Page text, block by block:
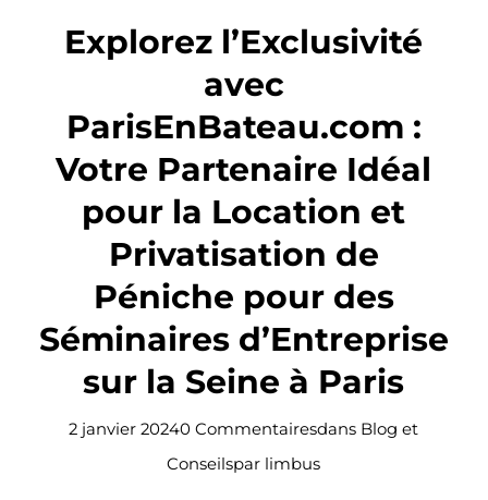
Explorez l’Exclusivité
avec
ParisEnBateau.com :
Votre Partenaire Idéal
pour la Location et
Privatisation de
Péniche pour des
Séminaires d’Entreprise
sur la Seine à Paris
2 janvier 20240 Commentairesdans Blog et
Conseilspar limbus